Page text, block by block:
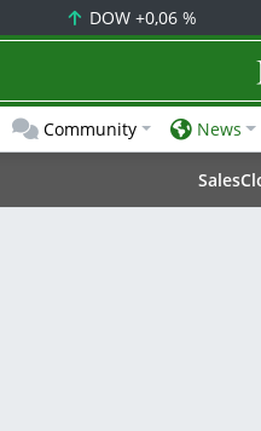
DOW+0,06 %
Community News